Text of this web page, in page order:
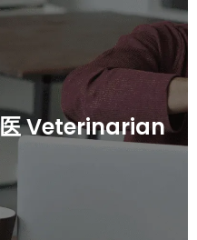
医 Veterinarian